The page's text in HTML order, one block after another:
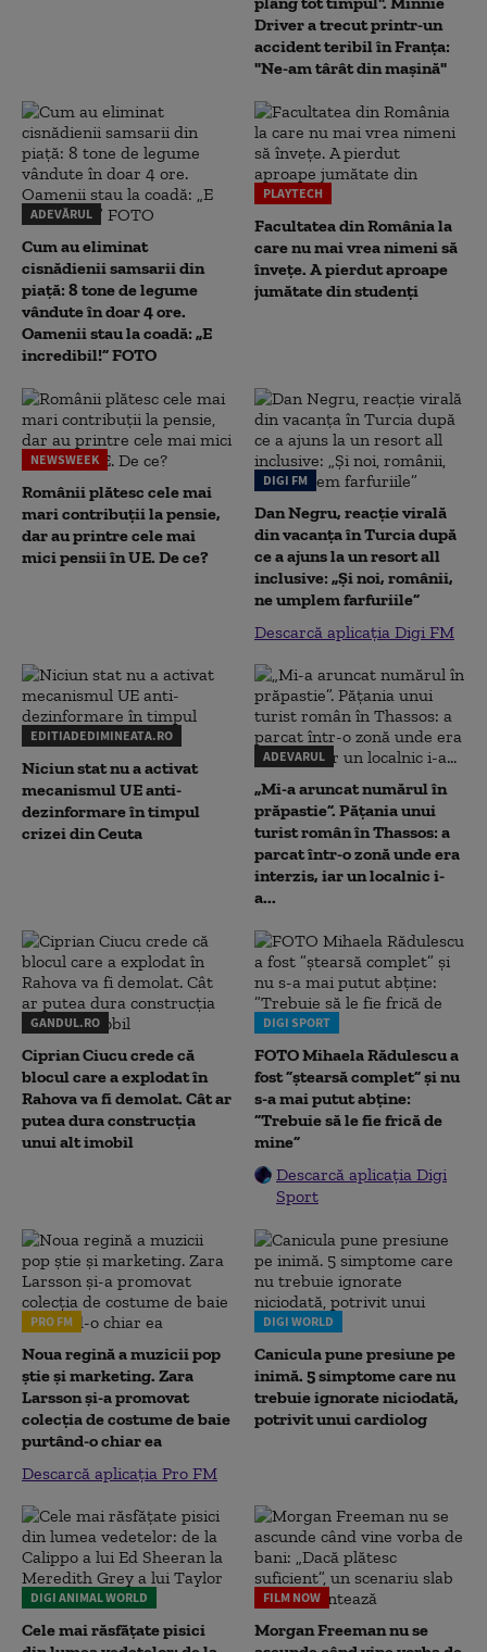
Driver a trecut printr-un
accident teribil în Franța:
"Ne-am târât din mașină"
ADEVĂRUL
Cum au eliminat
cisnădienii samsarii din
piață: 8 tone de legume
vândute în doar 4 ore.
Oamenii stau la coadă: „E
incredibil!” FOTO
PLAYTECH
Facultatea din România la
care nu mai vrea nimeni să
înveţe. A pierdut aproape
jumătate din studenţi
NEWSWEEK
Românii plătesc cele mai
mari contribuții la pensie,
dar au printre cele mai
mici pensii în UE. De ce?
DIGI FM
Dan Negru, reacție virală
din vacanța în Turcia după
ce a ajuns la un resort all
inclusive: „Și noi, românii,
ne umplem farfuriile”
Descarcă aplicația Digi FM
EDITIADEDIMINEATA.RO
Niciun stat nu a activat
mecanismul UE anti-
dezinformare în timpul
crizei din Ceuta
ADEVARUL
„Mi-a aruncat numărul în
prăpastie”. Pățania unui
turist român în Thassos: a
parcat într-o zonă unde era
interzis, iar un localnic i-
a...
GANDUL.RO
Ciprian Ciucu crede că
blocul care a explodat în
Rahova va fi demolat. Cât ar
putea dura construcția
unui alt imobil
DIGI SPORT
FOTO Mihaela Rădulescu a
fost ”ștearsă complet” și nu
s-a mai putut abține:
”Trebuie să le fie frică de
mine”
Descarcă aplicația Digi
Sport
PRO FM
Noua regină a muzicii pop
știe și marketing. Zara
Larsson și-a promovat
colecția de costume de baie
purtând-o chiar ea
Descarcă aplicația Pro FM
DIGI WORLD
Canicula pune presiune pe
inimă. 5 simptome care nu
trebuie ignorate niciodată,
potrivit unui cardiolog
DIGI ANIMAL WORLD
Cele mai răsfățate pisici
FILM NOW
Morgan Freeman nu se